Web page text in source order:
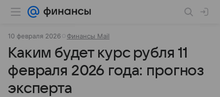
10 февраля 2026 Финансы Mail
Каким будет курс рубля 11
февраля 2026 года: прогноз
эксперта